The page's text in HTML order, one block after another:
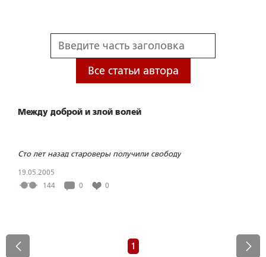
Все статьи автора
Между доброй и злой волей
Сто лет назад староверы получили свободу
19.05.2005
144
0 0
1